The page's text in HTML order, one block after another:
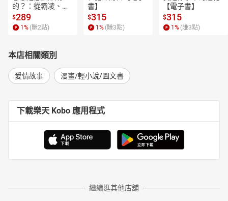
的？：從霸凌、劈
腿到仇恨言論，歷
時15年、全球超過
250萬筆研究數
揪出身邊有問題的
人！【電子書】
$289
1 % (賺2點)
書】
$315
1 % (賺3點)
【電子書】
$315
1 % (賺3點)
本店相關類別
愛情故事 漫畫/輕小說/圖文書
下載樂天 Kobo 應用程式
繼續逛其他店舖